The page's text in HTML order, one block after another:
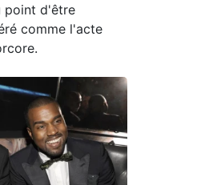
point d'être
comme l'acte